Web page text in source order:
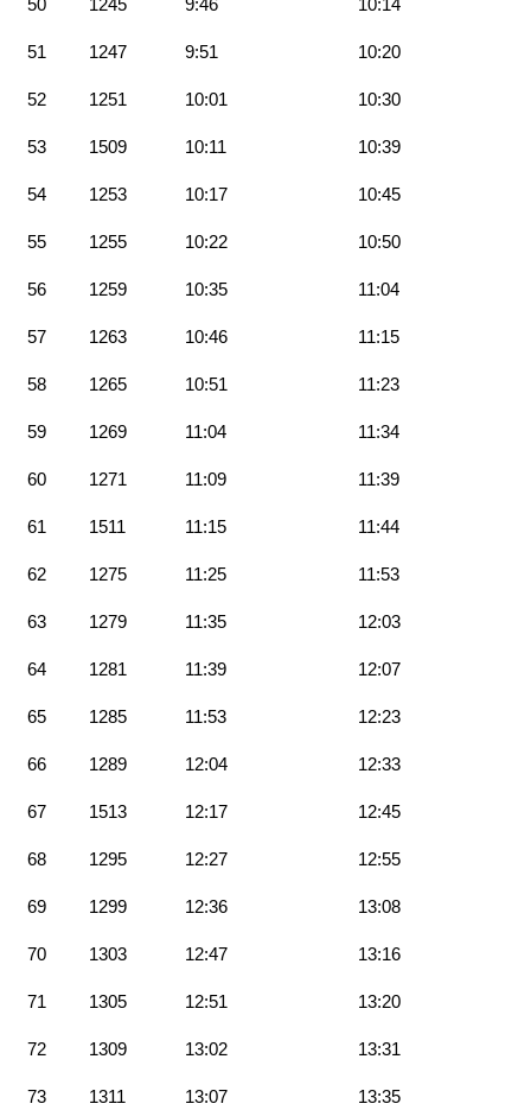
51 1247 9:51 10:20
52 1251 10:01 10:30
53 1509 10:11 10:39
54 1253 10:17 10:45
55 1255 10:22 10:50
56 1259 10:35 11:04
57 1263 10:46 11:15
58 1265 10:51 11:23
59 1269 11:04 11:34
60 1271 11:09 11:39
61 1511 11:15 11:44
62 1275 11:25 11:53
63 1279 11:35 12:03
64 1281 11:39 12:07
65 1285 11:53 12:23
66 1289 12:04 12:33
67 1513 12:17 12:45
68 1295 12:27 12:55
69 1299 12:36 13:08
70 1303 12:47 13:16
71 1305 12:51 13:20
72 1309 13:02 13:31
73 1311 13:07 13:35